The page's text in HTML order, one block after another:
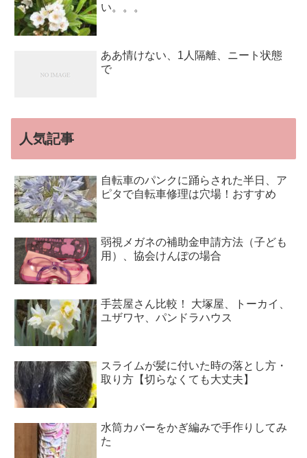
い。。。
ああ情けない、1人隔離、ニート状態
で
人気記事
自転車のパンクに踊らされた半日、ア
ピタで自転車修理は穴場！おすすめ
弱視メガネの補助金申請方法（子ども
用）、協会けんぽの場合
手芸屋さん比較！ 大塚屋、トーカイ、
ユザワヤ、パンドラハウス
スライムが髪に付いた時の落とし方・
取り方【切らなくても大丈夫】
水筒カバーをかぎ編みで手作りしてみ
た